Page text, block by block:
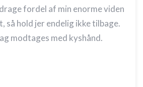
fordel af min enorme viden
så hold jer endelig ikke tilbage.
modtages med kyshånd.